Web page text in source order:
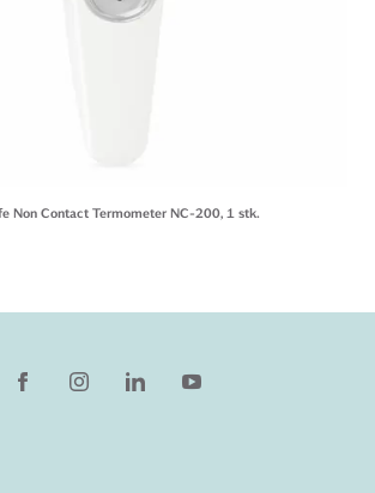
Non Contact Termometer NC-200, 1 stk.